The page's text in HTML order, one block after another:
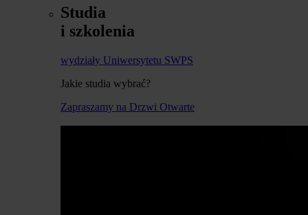
Studia
i szkolenia
wydziały Uniwersytetu SWPS
Jakie studia wybrać?
Zapraszamy na Drzwi Otwarte